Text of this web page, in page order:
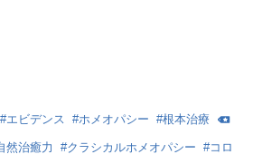
#エビデンス #ホメオパシー #根本治療
然治癒力 #クラシカルホメオパシー #コロ